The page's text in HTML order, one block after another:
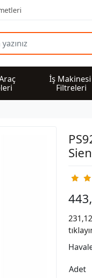
İş Makinesi
Filtreleri
Adet